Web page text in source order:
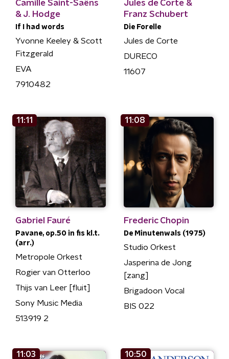
Camille Saint-Saëns
& J. Hodge
If I had words
Yvonne Keeley & Scott
Fitzgerald
EVA
7910482
Jules de Corte &
Franz Schubert
Die Forelle
Jules de Corte
DURECO
11607
11:11
Gabriel Fauré
Pavane, op.50 in fis kl.t.
(arr.)
Metropole Orkest
Rogier van Otterloo
Thijs van Leer [fluit]
Sony Music Media
513919 2
11:08
Frederic Chopin
De Minutenwals (1975)
Studio Orkest
Jasperina de Jong
[zang]
Brigadoon Vocal
BIS 022
11:03 10:50